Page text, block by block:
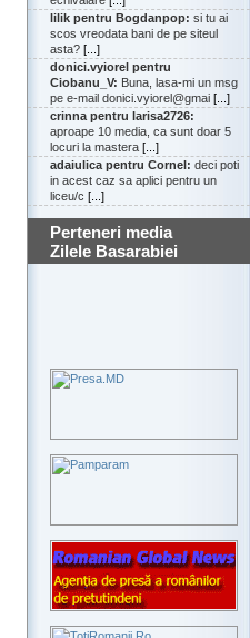
lilik pentru Bogdanpop: si tu ai
scos vreodata bani de pe siteul
asta? [...]
donici.vyiorel pentru
Ciobanu_V: Buna, lasa-mi un msg
pe e-mail donici.vyiorel@gmai [...]
crinna pentru larisa2726:
aproape 10 media, ca sunt doar 5
locuri la mastera [...]
adaiulica pentru Cornel: deci poti
in acest caz sa aplici pentru un
liceu/c [...]
Perteneri media
Zilele Basarabiei